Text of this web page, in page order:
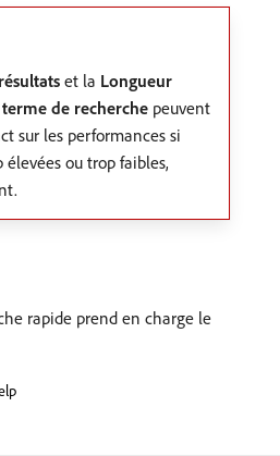
et la Longueur
de recherche peuvent
sur les performances si
ou trop faibles,
rapide prend en charge le